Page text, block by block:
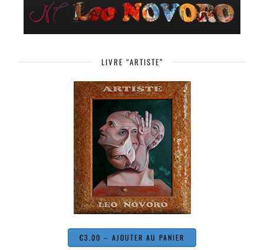
LIVRE “ARTISTE”
€3.00 – AJOUTER AU PANIER